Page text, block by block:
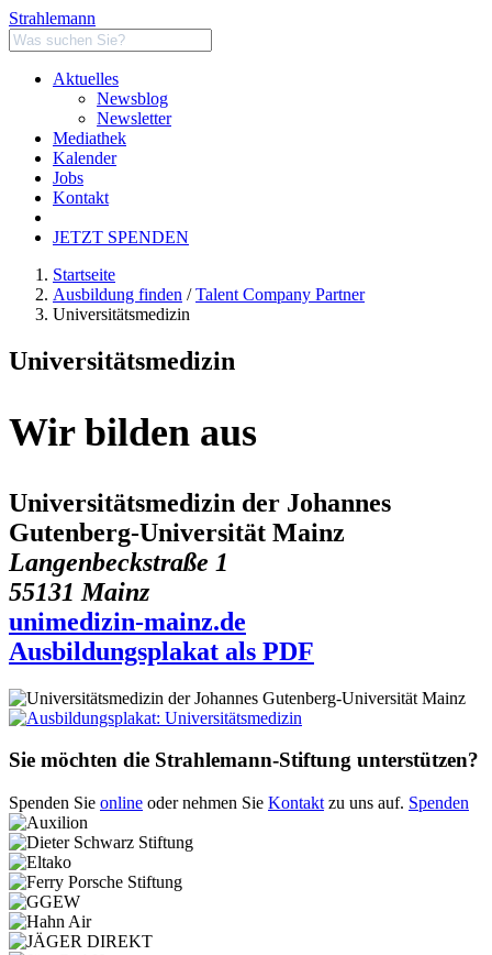
Strahlemann
Aktuelles
Newsblog
Newsletter
Mediathek
Kalender
Jobs
Kontakt
JETZT SPENDEN
Startseite
Ausbildung finden /Talent Company Partner
Universitätsmedizin
Universitätsmedizin
Wir bilden aus
Universitätsmedizin der Johannes
Gutenberg-Universität Mainz
Langenbeckstraße 1
55131 Mainz
unimedizin-mainz.de
Ausbildungsplakat als PDF
Sie möchten die Strahlemann-Stiftung unterstützen?
Spenden Sie online oder nehmen Sie Kontakt zu uns auf. Spenden